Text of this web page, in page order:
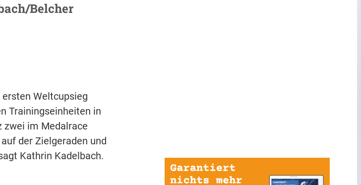
Belcher
Weltcupsieg
Trainingseinheiten in
zwei im Medalrace
der Zielgeraden und
Kathrin Kadelbach.